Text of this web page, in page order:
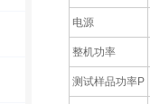
电源
整机功率
测试样品功率P